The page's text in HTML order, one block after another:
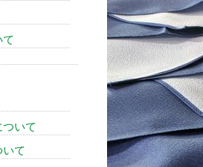
て
ついて
いて